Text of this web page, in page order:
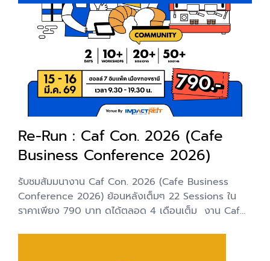
Re-Run : Caf Con. 2026 (Cafe
Business Conference 2026)
รับชมสัมมนางาน Caf Con. 2026 (Cafe Business
Conference 2026) ย้อนหลังเต็มๆ 22 Sessions ใน
ราคาเพียง 790 บาท ดูได้ตลอด 4 เดือนเต็ม งาน Caf